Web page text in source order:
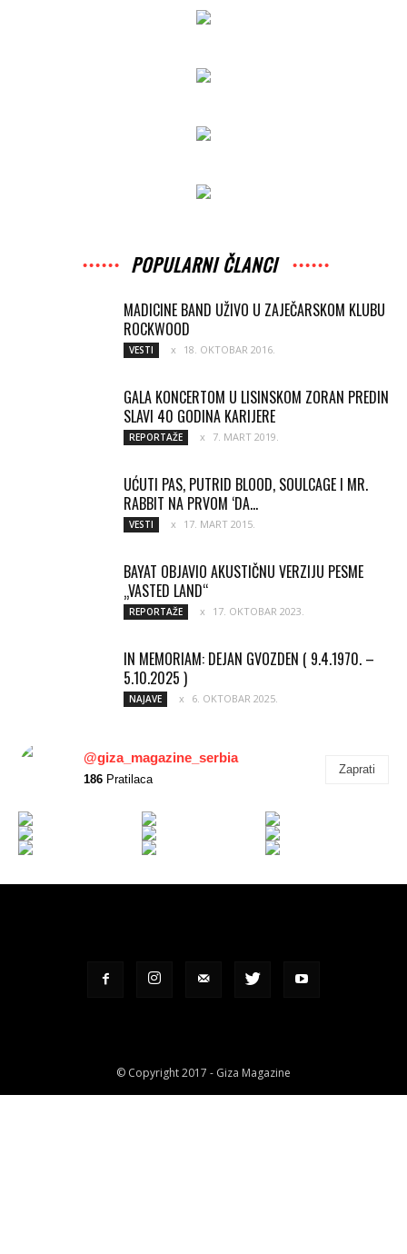
POPULARNI ČLANCI
MADICINE BAND UŽIVO U ZAJEČARSKOM KLUBU
ROCKWOOD
VESTI 18. OKTOBAR 2016.
GALA KONCERTOM U LISINSKOM ZORAN PREDIN
SLAVI 40 GODINA KARIJERE
REPORTAŽE 7. MART 2019.
UĆUTI PAS, PUTRID BLOOD, SOULCAGE I MR.
RABBIT NA PRVOM ‘DA...
VESTI 17. MART 2015.
BAYAT OBJAVIO AKUSTIČNU VERZIJU PESME
„VASTED LAND“
REPORTAŽE 17. OKTOBAR 2023.
IN MEMORIAM: DEJAN GVOZDEN ( 9.4.1970. –
5.10.2025 )
NAJAVE 6. OKTOBAR 2025.
@giza_magazine_serbia
186 Pratilaca
Zaprati
© Copyright 2017 - Giza Magazine